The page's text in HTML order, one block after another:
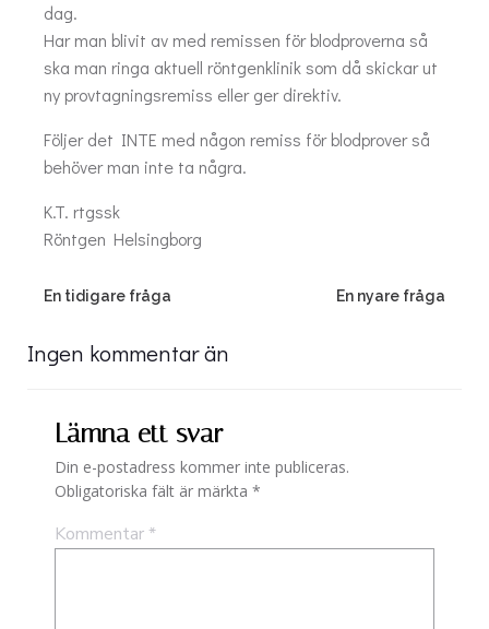
dag.
Har man blivit av med remissen för blodproverna så
ska man ringa aktuell röntgenklinik som då skickar ut
ny provtagningsremiss eller ger direktiv.
Följer det INTE med någon remiss för blodprover så
behöver man inte ta några.
K.T. rtgssk
Röntgen Helsingborg
Post
navigation
En tidigare fråga
PostEn nyare fråga
Ingen kommentar än
Lämna ett svar
Din e-postadress kommer inte publiceras.
Obligatoriska fält är märkta *
Kommentar*